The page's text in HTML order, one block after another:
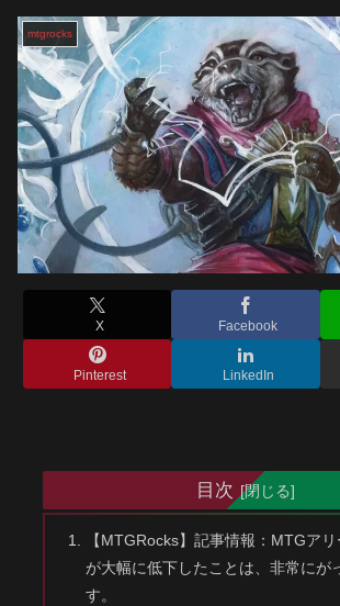
mtgrocks
X Facebook
Pinterest LinkedIn
目次
【MTGRocks】記事情報：MTGア
が大幅に低下したことは、非常にが
す。